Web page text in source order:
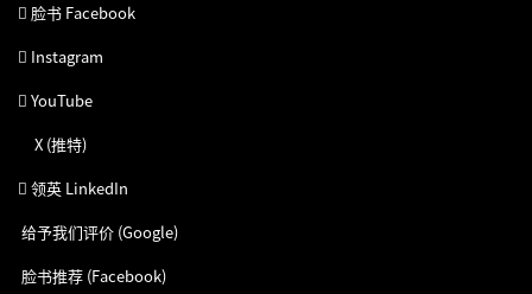
脸书 Facebook
Instagram
YouTube
X (推特)
领英 LinkedIn
给予我们评价 (Google)
脸书推荐 (Facebook)